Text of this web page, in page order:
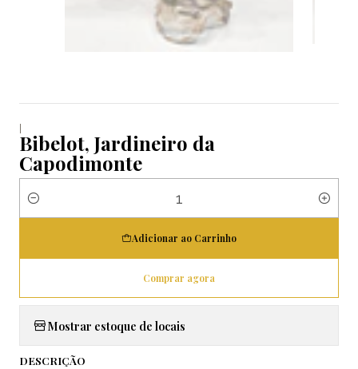
|
Bibelot, Jardineiro da
Capodimonte
Quantidade
Adicionar ao Carrinho
Comprar agora
Mostrar estoque de locais
DESCRIÇÃO